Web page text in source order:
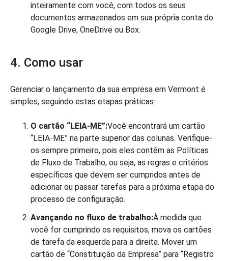
inteiramente com você, com todos os seus
documentos armazenados em sua própria conta do
Google Drive, OneDrive ou Box.
4. Como usar
Gerenciar o lançamento da sua empresa em Vermont é
simples, seguindo estas etapas práticas:
O cartão “LEIA-ME”:Você encontrará um cartão
“LEIA-ME” na parte superior das colunas. Verifique-
os sempre primeiro, pois eles contêm as Políticas
de Fluxo de Trabalho, ou seja, as regras e critérios
específicos que devem ser cumpridos antes de
adicionar ou passar tarefas para a próxima etapa do
processo de configuração.
Avançando no fluxo de trabalho:À medida que
você for cumprindo os requisitos, mova os cartões
de tarefa da esquerda para a direita. Mover um
cartão de “Constituição da Empresa” para “Registro